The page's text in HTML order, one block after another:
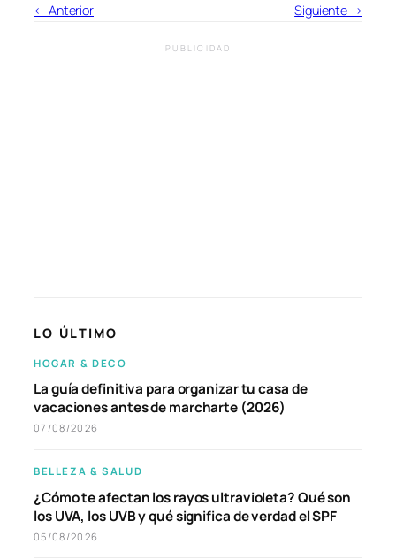
← Anterior Siguiente →
PUBLICIDAD
LO ÚLTIMO
HOGAR & DECO
La guía definitiva para organizar tu casa de
vacaciones antes de marcharte (2026)
07/08/2026
BELLEZA & SALUD
¿Cómo te afectan los rayos ultravioleta? Qué son
los UVA, los UVB y qué significa de verdad el SPF
05/08/2026